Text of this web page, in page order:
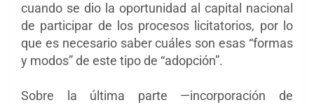
cuando se dio la oportunidad al capital nacional
de participar de los procesos licitatorios, por lo
que es necesario saber cuáles son esas “formas
y modos” de este tipo de “adopción”.
Sobre la última parte —incorporación de